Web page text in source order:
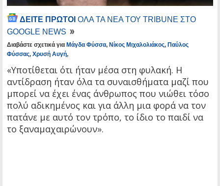
ΔΕΙΤΕ ΠΡΩΤΟΙ ΟΛΑ ΤΑ ΝΕΑ ΤΟΥ TRIBUNE ΣΤΟ
GOOGLE NEWS
Διαβάστε σχετικά για Μάγδα Φύσσα, Νίκος Μιχαλολιάκος, Παύλος
Φύσσας, Χρυσή Αυγή,
«Υποτίθεται ότι ήταν μέσα στη φυλακή. Η
αντίδραση ήταν όλα τα συναισθήματα μαζί που
μπορεί να έχει ένας άνθρωπος που νιώθει τόσο
πολύ αδικημένος και για άλλη μια φορά να τον
πατάνε με αυτό τον τρόπο, το ίδιο το παιδί να
το ξαναμαχαιρώνουν».